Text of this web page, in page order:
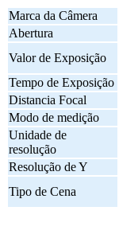
Marca da Câmera
Abertura
Valor de Exposição
Tempo de Exposição
Distancia Focal
Modo de medição
Unidade de
resolução
Resolução de Y
Tipo de Cena